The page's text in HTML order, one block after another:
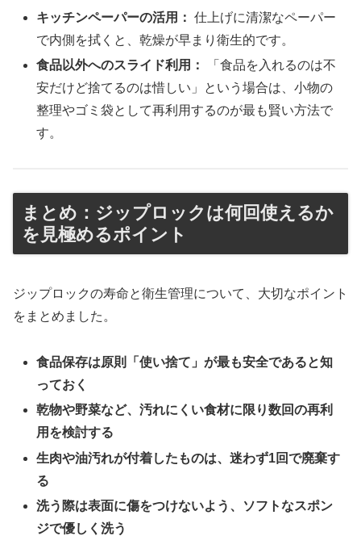
キッチンペーパーの活用： 仕上げに清潔なペーパー
で内側を拭くと、乾燥が早まり衛生的です。
食品以外へのスライド利用：
「食品を入れるのは不
安だけど捨てるのは惜しい」という場合は、小物の
整理やゴミ袋として再利用するのが最も賢い方法で
す。
まとめ：ジップロックは何回使えるか
を見極めるポイント
ジップロックの寿命と衛生管理について、大切なポイント
をまとめました。
食品保存は原則「使い捨て」が最も安全であると知
っておく
乾物や野菜など、汚れにくい食材に限り数回の再利
用を検討する
生肉や油汚れが付着したものは、迷わず1回で廃棄す
る
洗う際は表面に傷をつけないよう、ソフトなスポン
ジで優しく洗う